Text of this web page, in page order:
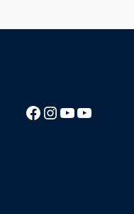
Посилання на Facebook сторінку ліцею
Instagram
Посилання на YouTube канал ліцеюПосилання на YouTube канал ліцею